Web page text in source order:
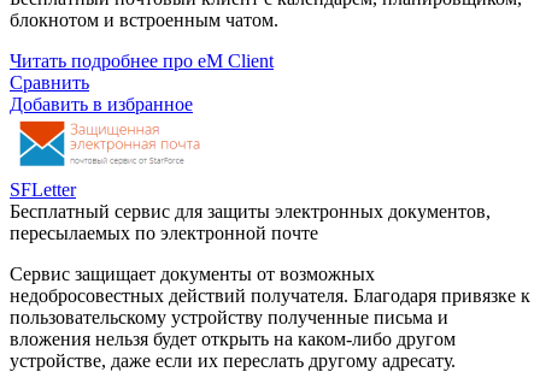
блокнотом и встроенным чатом.
Читать подробнее про eM Client
Сравнить
Добавить в избранное
SFLetter
Бесплатный сервис для защиты электронных документов,
пересылаемых по электронной почте
Сервис защищает документы от возможных
недобросовестных действий получателя. Благодаря привязке к
пользовательскому устройству полученные письма и
вложения нельзя будет открыть на каком-либо другом
устройстве, даже если их переслать другому адресату.